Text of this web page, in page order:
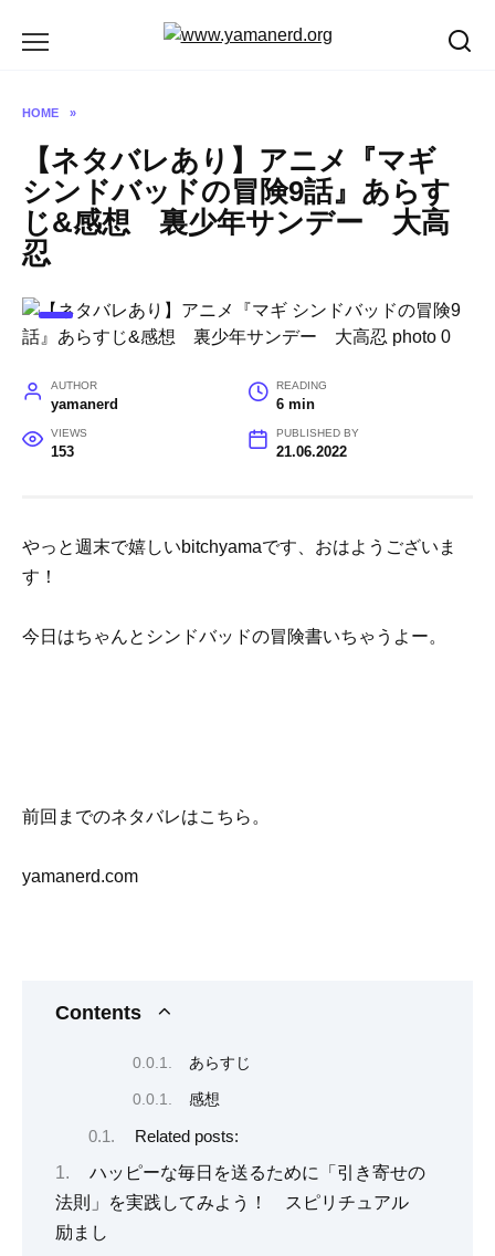
HOME »
【ネタバレあり】アニメ『マギ
シンドバッドの冒険9話』あらす
じ&感想 裏少年サンデー 大高
忍
AUTHOR
yamanerd
READING
6 min
VIEWS
153
PUBLISHED BY
21.06.2022
やっと週末で嬉しいbitchyamaです、おはようございま
す！
今日はちゃんとシンドバッドの冒険書いちゃうよー。
前回までのネタバレはこちら。
yamanerd.com
Contents
あらすじ
感想
Related posts:
ハッピーな毎日を送るために「引き寄せの
法則」を実践してみよう！ スピリチュアル
励まし